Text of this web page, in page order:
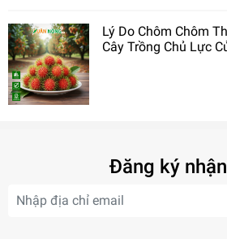
Lý Do Chôm Chôm
Cây Trồng Chủ Lực
Đăng ký